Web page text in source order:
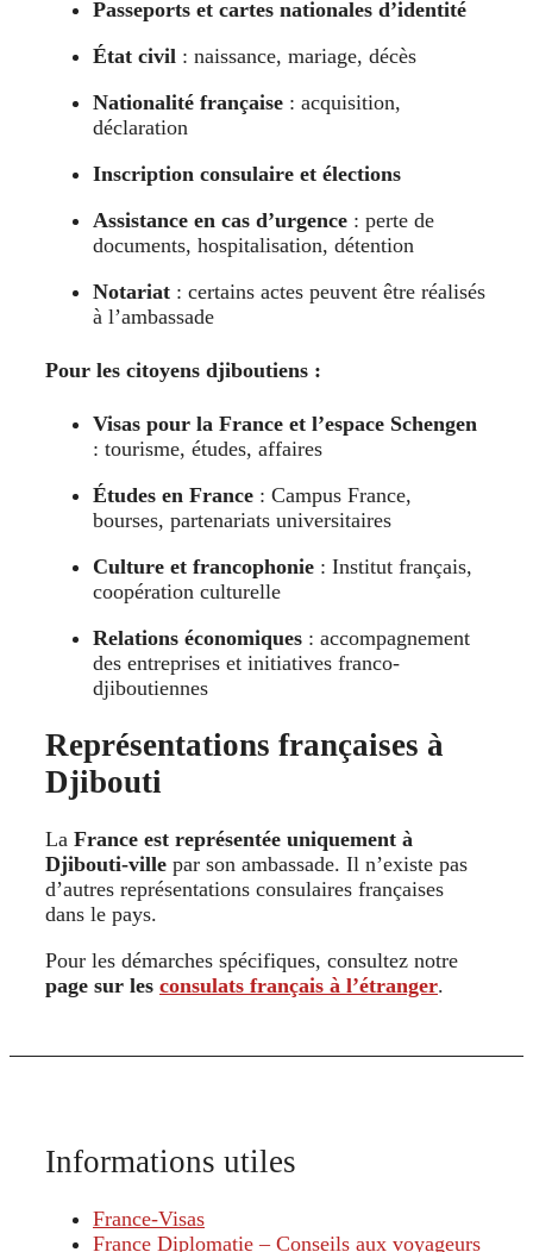
Passeports et cartes nationales d’identité
État civil : naissance, mariage, décès
Nationalité française : acquisition,
déclaration
Inscription consulaire et élections
Assistance en cas d’urgence : perte de
documents, hospitalisation, détention
Notariat : certains actes peuvent être réalisés
à l’ambassade
Pour les citoyens djiboutiens :
Visas pour la France et l’espace Schengen
: tourisme, études, affaires
Études en France : Campus France,
bourses, partenariats universitaires
Culture et francophonie : Institut français,
coopération culturelle
Relations économiques : accompagnement
des entreprises et initiatives franco-
djiboutiennes
Représentations françaises à
Djibouti
La France est représentée uniquement à
Djibouti-ville par son ambassade. Il n’existe pas
d’autres représentations consulaires françaises
dans le pays.
Pour les démarches spécifiques, consultez notre
page sur les consulats français à l’étranger.
Informations utiles
France-Visas
France Diplomatie – Conseils aux voyageurs